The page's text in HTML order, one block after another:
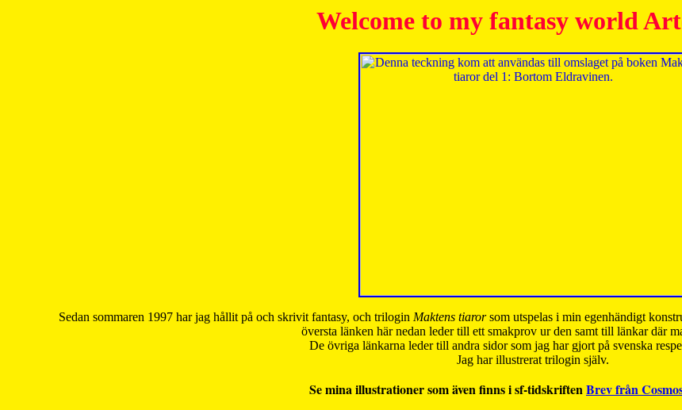
Welcome to my fantasy world
Sedan sommaren 1997 har jag hållit på och skrivit fantasy, och trilogin Maktens tiarorsom utspelas i min egenhändigt
översta länken här nedan leder till ett smakprov ur den samt till länkar där
De övriga länkarna leder till andra sidor som jag har gjort på svenska
Jag har illustrerat trilogin själv.
Se mina illustrationer som även finns i sf-tidskriftenBrev från